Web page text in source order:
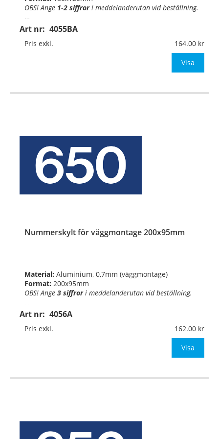
Art nr: 4055BA
OBS! Ange 1-2 siffrori meddelanderutan vid beställning.
…
Pris exkl. 164.00
Visa
Nummerskylt för väggmontage 200x95mm
Art nr: 4056A
Material: Aluminium, 0,7mm (väggmontage)
Format: 200x95mm
OBS! Ange 3 siffrori meddelanderutan vid beställning.
…
Pris exkl. 162.00
Visa